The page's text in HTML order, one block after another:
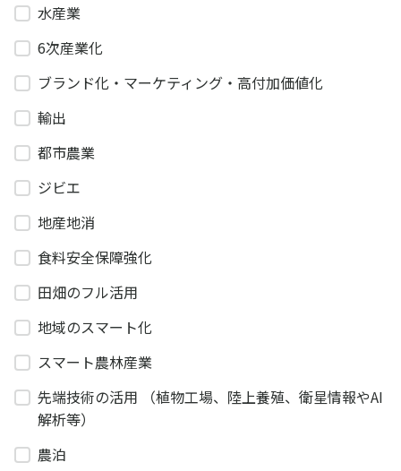
水産業
6次産業化
ブランド化・マーケティング・高付加価値化
輸出
都市農業
ジビエ
地産地消
食料安全保障強化
田畑のフル活用
地域のスマート化
スマート農林産業
先端技術の活用 （植物工場、陸上養殖、衛星情報やAI
解析等）
農泊